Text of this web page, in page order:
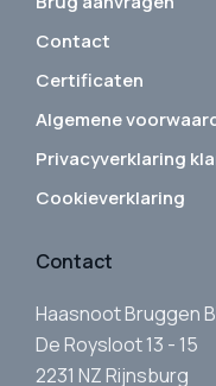
Contact
Certificaten
Algemene
Privacyverklaring
Cookieverklaring
Contact
Haasnoot Bruggen
De Roysloot 13 - 15
2231 NZ Rijnsburg